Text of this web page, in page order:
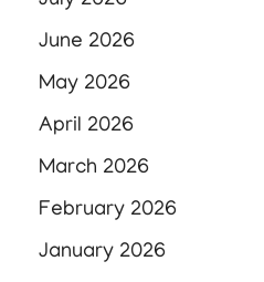
June 2026
May 2026
April 2026
March 2026
February 2026
January 2026